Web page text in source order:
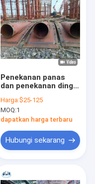
Penekanan panas
dan penekanan dingin
dilapisi dengan
ketebalan 3mm-
200mm untuk kapal
Harga:$25-125
MOQ:1
dapatkan harga terbaru
Hubungi sekarang